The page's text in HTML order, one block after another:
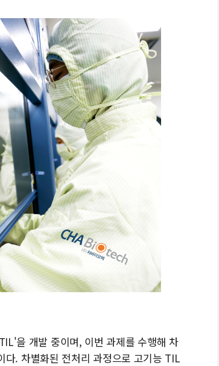
을 개발 중이며, 이번 과제를 수행해 차
. 차별화된 전처리 과정으로 고기능 TIL